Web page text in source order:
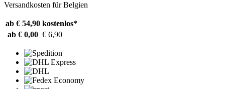
Versandkosten für Belgien
ab € 54,90 kostenlos*
ab € 0,00 € 6,90